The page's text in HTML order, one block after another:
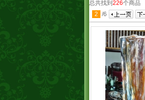
总共找到 226个商品
2
/6